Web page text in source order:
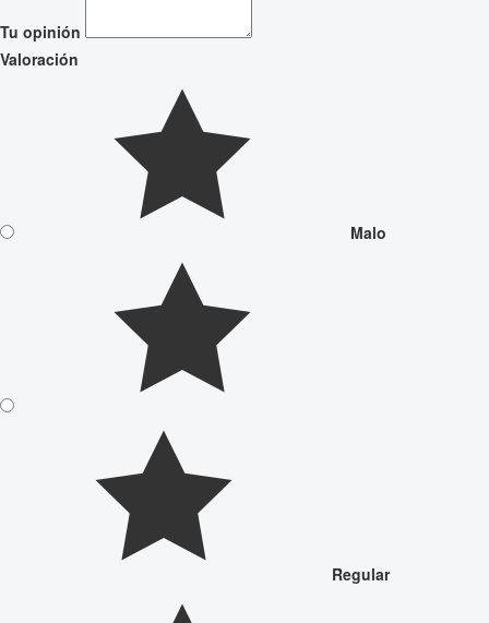
Tu opinión
Valoración
Malo
Regular